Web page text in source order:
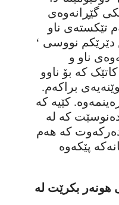
گێڕانەوەی
تێکستەی ناو
نووسی ‘
ناو و
کە بۆ ناوو
براکەم.
کێیە کە
کە لە
دەرکەوت کە هەم
پێکەوە
هونەر بکرێت لە